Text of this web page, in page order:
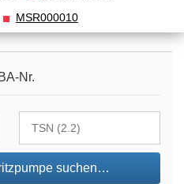
MSR000010
Nr.
suchen…